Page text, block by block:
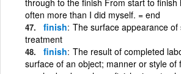
often more than I did myself. = end
finish The surface appearance
treatment
finish The result of completed
surface of an object; manner or style of